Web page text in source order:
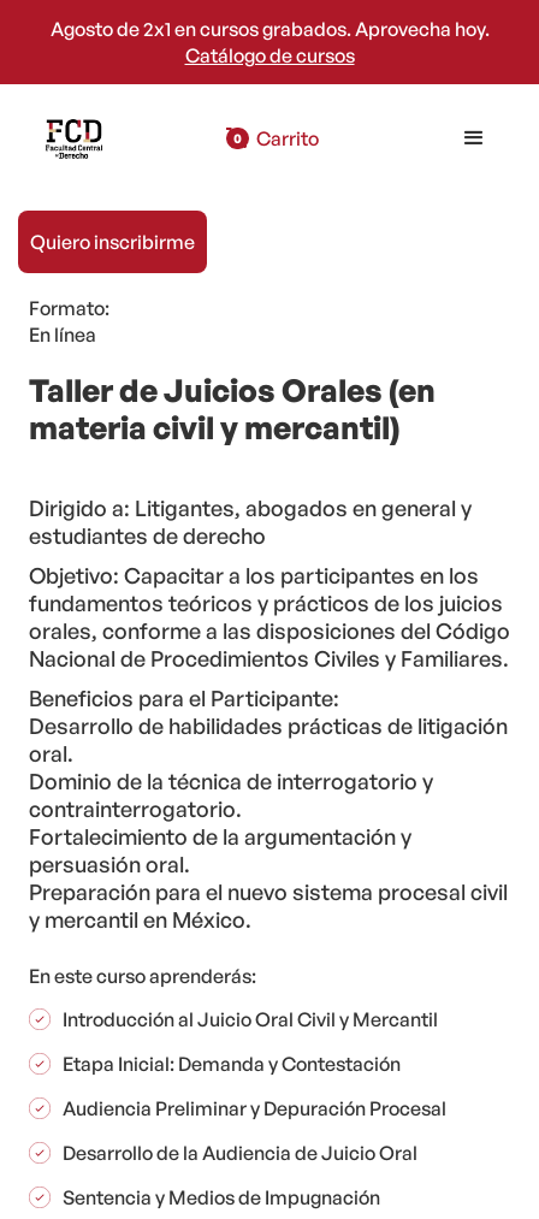
Agosto de 2x1 en cursos grabados. Aprovecha hoy.
Catálogo de cursos
Carrito
0
Quiero inscribirme
Modalidad:
Grabado
Formato:
En línea
Taller de Juicios Orales (en
materia civil y mercantil)
Dirigido a: Litigantes, abogados en general y
estudiantes de derecho
Objetivo: Capacitar a los participantes en los
fundamentos teóricos y prácticos de los juicios
orales, conforme a las disposiciones del Código
Nacional de Procedimientos Civiles y Familiares.
Beneficios para el Participante:
Desarrollo de habilidades prácticas de litigación
oral.
Dominio de la técnica de interrogatorio y
contrainterrogatorio.
Fortalecimiento de la argumentación y
persuasión oral.
Preparación para el nuevo sistema procesal civil
y mercantil en México.
En este curso aprenderás:
Introducción al Juicio Oral Civil y Mercantil
Etapa Inicial: Demanda y Contestación
Audiencia Preliminar y Depuración Procesal
Desarrollo de la Audiencia de Juicio Oral
Sentencia y Medios de Impugnación